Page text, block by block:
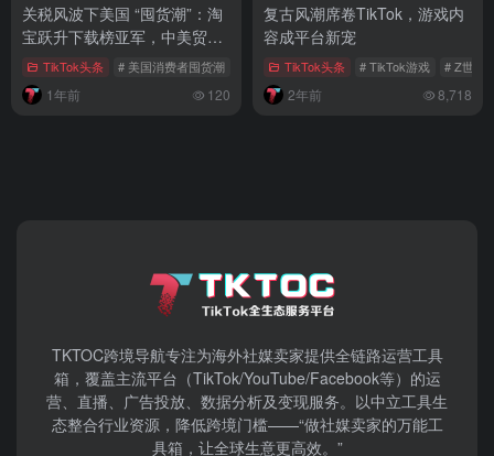
关税风波下美国 “囤货潮”：淘
宝跃升下载榜亚军，中美贸易
博弈现新局
TikTok头条 # 美国消费者囤货潮 # 淘宝美国下载量 # 敦煌网美国市场
1年前 120
复古风潮席卷TikTok，游戏内
容成平台新宠
TikTok头条 # TikTok游戏 # Z世代
2年前 8,718
TKTOC跨境导航​专注为海外社媒卖家提供全链路运营工具
箱，覆盖主流平台（TikTok/YouTube/Facebook等）​的运
营、直播、广告投放、数据分析及变现服务。以中立工具生
态整合行业资源，降低跨境门槛——“做社媒卖家的万能工
具箱，让全球生意更高效。”